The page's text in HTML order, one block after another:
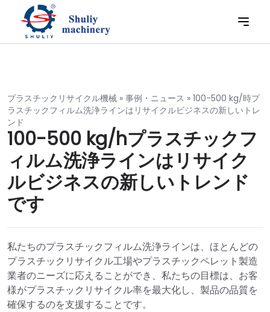
プラスチックリサイクル機械 » 事例・ニュース » 100-500 kg/時プ
ラスチックフィルム洗浄ラインはリサイクルビジネスの新しいトレ
ンド
100-500 kg/hプラスチックフ
ィルム洗浄ラインはリサイク
ルビジネスの新しいトレンド
です
私たちのプラスチックフィルム洗浄ラインは、ほとんどの
プラスチックリサイクル工場やプラスチックペレット製造
業者のニーズに応えることができ、私たちの目標は、お客
様がプラスチックリサイクル率を最大化し、製品の品質を
確保するのを支援することです。